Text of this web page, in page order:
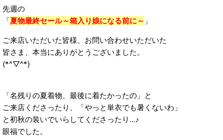
先週の
「夏物最終セール～箱入り娘になる前に～ 」
ご来店いただいた皆様、お問い合わせいただいた
皆さま、本当にありがとうございました。
(*^▽^*)
「名残りの夏着物、最後に着たかったの」と
ご来店くださったり、「やっと単衣でも暑くないわ」
と初秋の装いでいらしてくださったり…♪
眼福でした。